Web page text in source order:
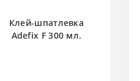
Клей-шпатлевка
Adefix F 300 мл.